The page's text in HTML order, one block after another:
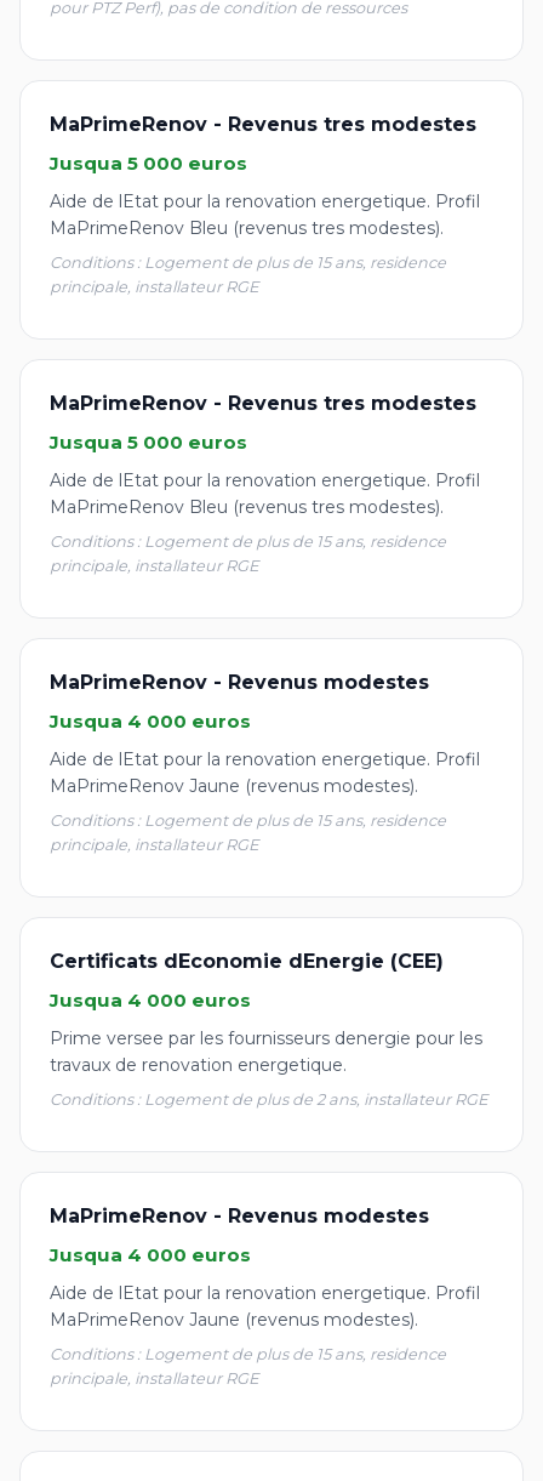
pour PTZ Perf), pas de condition de ressources
MaPrimeRenov - Revenus tres modestes
Jusqua 5 000 euros
Aide de lEtat pour la renovation energetique. Profil
MaPrimeRenov Bleu (revenus tres modestes).
Conditions : Logement de plus de 15 ans, residence
principale, installateur RGE
MaPrimeRenov - Revenus tres modestes
Jusqua 5 000 euros
Aide de lEtat pour la renovation energetique. Profil
MaPrimeRenov Bleu (revenus tres modestes).
Conditions : Logement de plus de 15 ans, residence
principale, installateur RGE
MaPrimeRenov - Revenus modestes
Jusqua 4 000 euros
Aide de lEtat pour la renovation energetique. Profil
MaPrimeRenov Jaune (revenus modestes).
Conditions : Logement de plus de 15 ans, residence
principale, installateur RGE
Certificats dEconomie dEnergie (CEE)
Jusqua 4 000 euros
Prime versee par les fournisseurs denergie pour les
travaux de renovation energetique.
Conditions : Logement de plus de 2 ans, installateur RGE
MaPrimeRenov - Revenus modestes
Jusqua 4 000 euros
Aide de lEtat pour la renovation energetique. Profil
MaPrimeRenov Jaune (revenus modestes).
Conditions : Logement de plus de 15 ans, residence
principale, installateur RGE